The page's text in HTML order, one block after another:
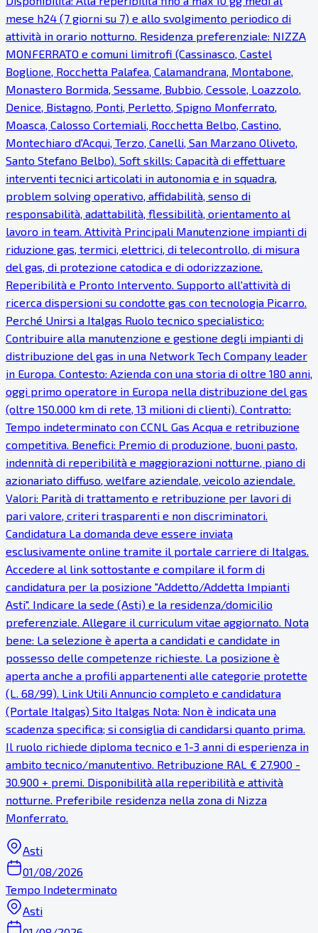
mese h24 (7 giorni su 7) e allo svolgimento periodico di
attività in orario notturno. Residenza preferenziale: NIZZA
MONFERRATO e comuni limitrofi (Cassinasco, Castel
Boglione, Rocchetta Palafea, Calamandrana, Montabone,
Monastero Bormida, Sessame, Bubbio, Cessole, Loazzolo,
Denice, Bistagno, Ponti, Perletto, Spigno Monferrato,
Moasca, Calosso Cortemiali, Rocchetta Belbo, Castino,
Montechiaro d'Acqui, Terzo, Canelli, San Marzano Oliveto,
Santo Stefano Belbo). Soft skills: Capacità di effettuare
interventi tecnici articolati in autonomia e in squadra,
problem solving operativo, affidabilità, senso di
responsabilità, adattabilità, flessibilità, orientamento al
lavoro in team. Attività Principali Manutenzione impianti di
riduzione gas, termici, elettrici, di telecontrollo, di misura
del gas, di protezione catodica e di odorizzazione.
Reperibilità e Pronto Intervento. Supporto all'attività di
ricerca dispersioni su condotte gas con tecnologia Picarro.
Perché Unirsi a Italgas Ruolo tecnico specialistico:
Contribuire alla manutenzione e gestione degli impianti di
distribuzione del gas in una Network Tech Company leader
in Europa. Contesto: Azienda con una storia di oltre 180 anni,
oggi primo operatore in Europa nella distribuzione del gas
(oltre 150.000 km di rete, 13 milioni di clienti). Contratto:
Tempo indeterminato con CCNL Gas Acqua e retribuzione
competitiva. Benefici: Premio di produzione, buoni pasto,
indennità di reperibilità e maggiorazioni notturne, piano di
azionariato diffuso, welfare aziendale, veicolo aziendale.
Valori: Parità di trattamento e retribuzione per lavori di
pari valore, criteri trasparenti e non discriminatori.
Candidatura La domanda deve essere inviata
esclusivamente online tramite il portale carriere di Italgas.
Accedere al link sottostante e compilare il form di
candidatura per la posizione "Addetto/Addetta Impianti
Asti". Indicare la sede (Asti) e la residenza/domicilio
preferenziale. Allegare il curriculum vitae aggiornato. Nota
bene: La selezione è aperta a candidati e candidate in
possesso delle competenze richieste. La posizione è
aperta anche a profili appartenenti alle categorie protette
(L. 68/99). Link Utili Annuncio completo e candidatura
(Portale Italgas) Sito Italgas Nota: Non è indicata una
scadenza specifica; si consiglia di candidarsi quanto prima.
Il ruolo richiede diploma tecnico e 1-3 anni di esperienza in
ambito tecnico/manutentivo. Retribuzione RAL € 27.900 -
30.900 + premi. Disponibilità alla reperibilità e attività
notturne. Preferibile residenza nella zona di Nizza
Monferrato.
Asti
01/08/2026
Tempo Indeterminato
Asti